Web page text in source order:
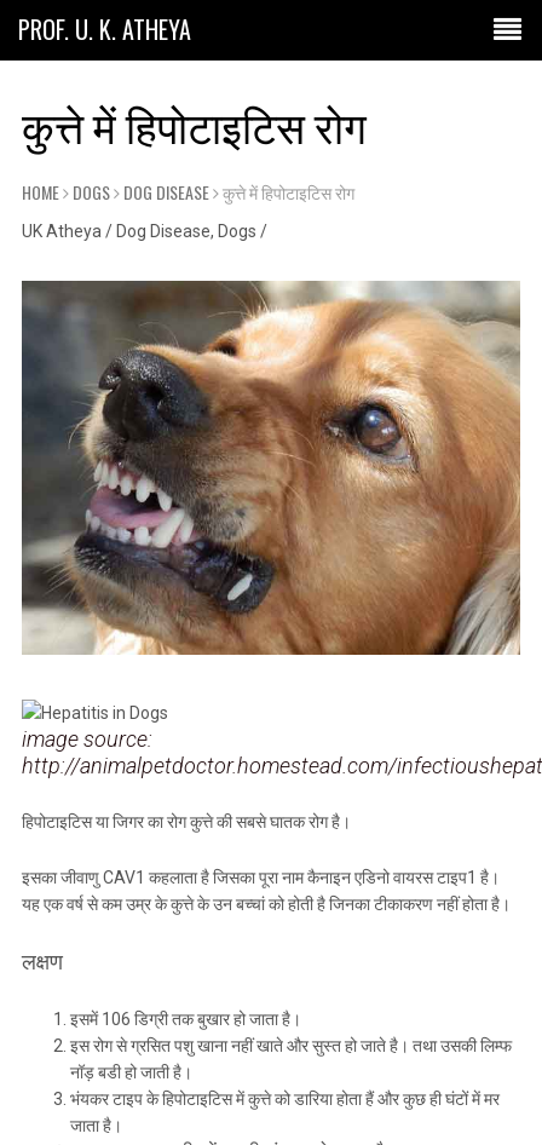
PROF. U. K. ATHEYA
कुत्ते में हिपोटाइटिस रोग
HOME DOGS DOG DISEASE कुत्ते में हिपोटाइटिस रोग
UK Atheya / Dog Disease, Dogs /
image source:
http://animalpetdoctor.homestead.com/
हिपोटाइटिस या जिगर का रोग कुत्ते की सबसे घातक रोग है।
इसका जीवाणु CAV1 कहलाता है जिसका पूरा नाम कैनाइन एडिनो वायरस टाइप1 है।
यह एक वर्ष से कम उम्र के कुत्ते के उन बच्चां को होती है जिनका टीकाकरण नहीं होता है।
लक्षण
इसमें 106 डिग्री तक बुखार हो जाता है।
इस रोग से ग्रसित पशु खाना नहीं खाते और सुस्त हो जाते है। तथा उसकी लिम्फ
नॉड़ बडी हो जाती है।
भंयकर टाइप के हिपोटाइटिस में कुत्ते को डारिया होता हैं और कुछ ही घंटों में मर
जाता है।